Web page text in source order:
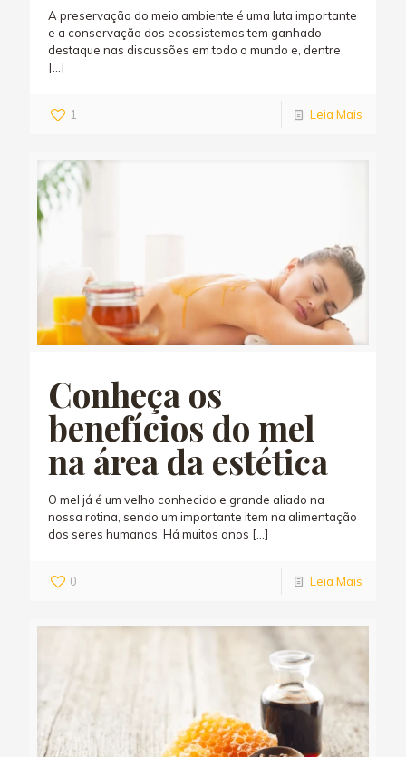
A preservação do meio ambiente é uma luta importante
e a conservação dos ecossistemas tem ganhado
destaque nas discussões em todo o mundo e, dentre
[…]
1 Leia Mais
Conheça os
benefícios do mel
na área da estética
O mel já é um velho conhecido e grande aliado na
nossa rotina, sendo um importante item na alimentação
dos seres humanos. Há muitos anos […]
0 Leia Mais